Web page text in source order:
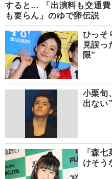
すると… 「出演料も交通費
も要らん」のゆで卵伝説
ひっそ
見誤っ
限”
小栗旬
出ない
「森
けそう